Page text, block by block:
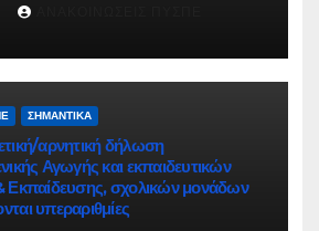
ΣΗΜΑΝΤΙΚΆ
αρνητική δήλωση
Αγωγής και εκπαιδευτικών
Εκπαίδευσης, σχολικών μονάδων
υπεραριθμίες